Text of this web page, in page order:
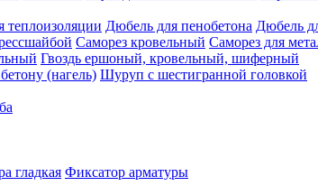
теплоизоляции Дюбель для пенобетона Дюбель
Саморез кровельный Саморез для
Гвоздь ершоный, кровельный, шиферный
(нагель) Шуруп с шестигранной головкой
гладкая Фиксатор арматуры